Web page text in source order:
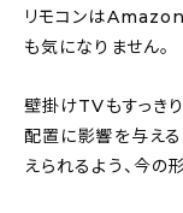
リモコンは
も気になりません。
壁掛けTVもすっき
配置に影響を与え
えられるよう、今の